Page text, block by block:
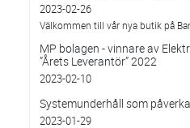
2023-02-26
Välkommen till vår nya butik på
MP bolagen - vinnare av
”Årets Leverantör” 2022
2023-02-10
Systemunderhåll som
2023-01-29